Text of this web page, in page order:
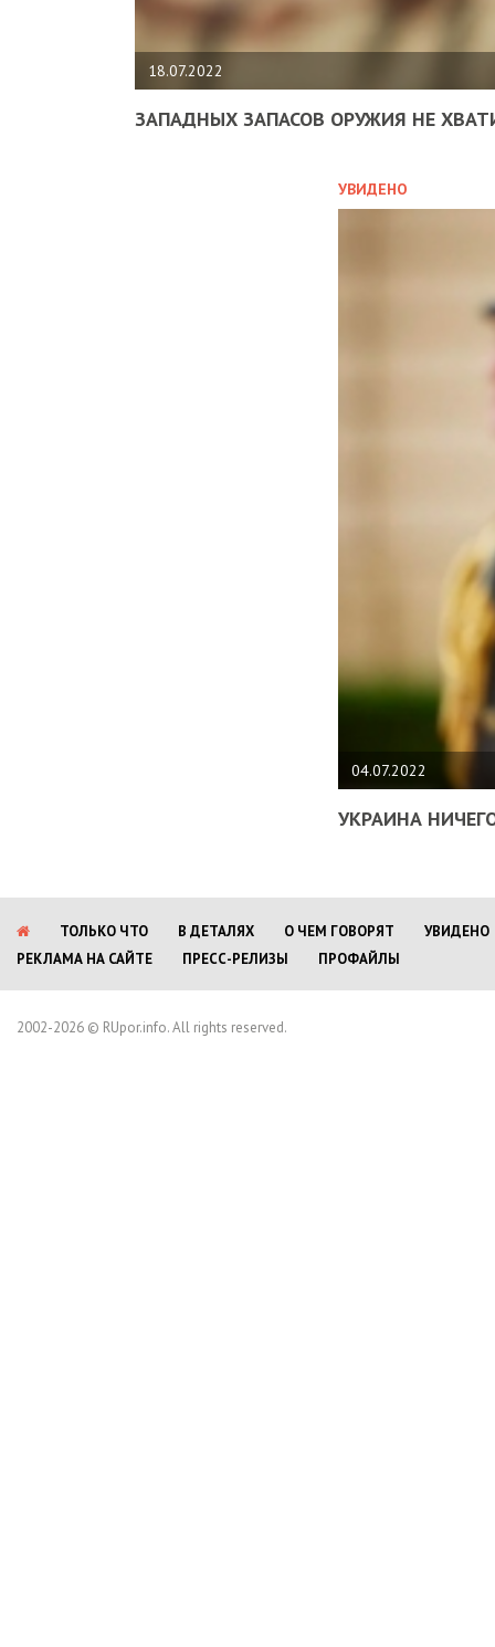
18.07.2022
ЗАПАДНЫХ ЗАПАСОВ ОРУЖИЯ НЕ
УВИДЕНО
04.07.2022
УКРАИНА
ТОЛЬКО ЧТО В ДЕТАЛЯХ О ЧЕМ ГОВОРЯТ
УВИДЕНО
РЕКЛАМА НА САЙТЕ
ПРЕСС-РЕЛИЗЫ ПРОФАЙЛЫ
2002-2026 © RUpor.info. All rights reserved.